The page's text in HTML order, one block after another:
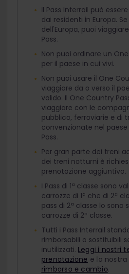
Il Pass Interrail può
dai residenti in Europa.
dell'Europa, puoi
Pass.
Non puoi ordinare un
per il paese in cui vivi.
Non puoi usare il One
viaggiare da o verso il
valido. Il One Country
viaggiare con le
pubblico, ferroviarie e di
convenzionate nel
Pass.
Per gran parte dei treni
dei treni notturni è
prenotazione aggiuntivo.
I Pass di 1ª classe sono
carrozze di 1ª che di 2ª
pass di 2ª classe lo sono
carrozze di 2ª classe.
Tutti i Pass Interrail
rimborsabili o sostituibili
inutilizzati. Leggi i nostri
prenotazione e la nostra
rimborso e cambio.